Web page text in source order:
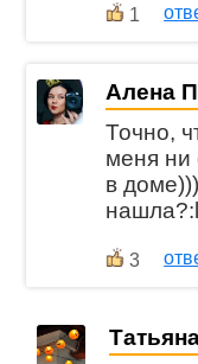
1
Алена
Точно,
меня ни
в
3